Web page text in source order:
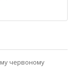
червоному